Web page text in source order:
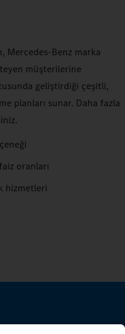
Mercedes-Benz marka
müşterilerine
geliştirdiği çeşitli,
planları sunar. Daha fazla
oranları
hizmetleri